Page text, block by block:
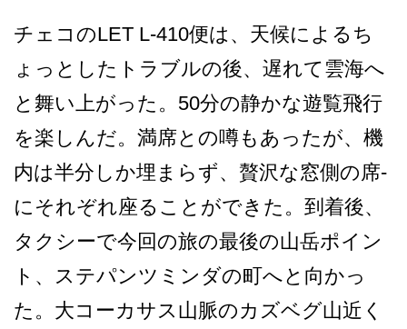
チェコのLET L-410便は、天候によるち
ょ­っとしたトラブルの後、遅れて雲海へ
と舞い上がった­。50分の静かな遊覧飛行
を楽しんだ。満席との噂も­あったが、機
内は半分しか埋まらず、贅沢な窓側の席­
にそれぞれ座ることができた。到着後、
タクシーで今­回の旅の最後の山岳ポイン
ト、ステパンツミンダの町­へと向かっ
た。大コーカサス山脈のカズベグ山近く